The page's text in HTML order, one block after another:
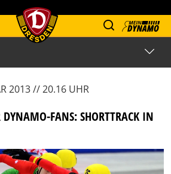
2013 // 20.16 UHR
DYNAMO-FANS: SHORTTRACK IN